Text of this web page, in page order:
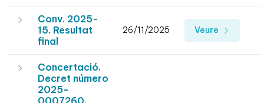
Conv. 2025-
15. Resultat
final
26/11/2025 Veure
Concertació.
Decret número
2025-